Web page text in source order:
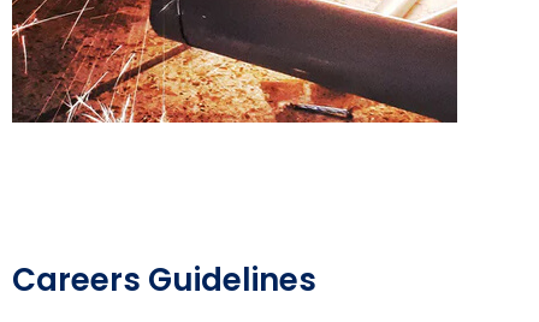
Careers Guidelines